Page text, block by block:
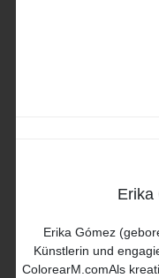
Erika
Erika Gómez
Künstlerin und
ColorearM.comAls